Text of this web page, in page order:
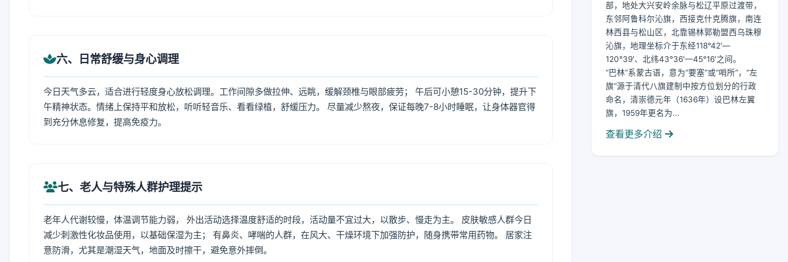
六、日常舒缓与身心调理
今日天气多云，适合进行轻度身心放松调理。工作间隙多做拉伸、远眺，缓解颈椎与眼部疲劳； 午后可小憩15-30分钟，提升下
午精神状态。情绪上保持平和放松，听听轻音乐、看看绿植，舒缓压力。 尽量减少熬夜，保证每晚7-8小时睡眠，让身体器官得
到充分休息修复，提高免疫力。
七、老人与特殊人群护理提示
老年人代谢较慢，体温调节能力弱， 外出活动选择温度舒适的时段，活动量不宜过大，以散步、慢走为主。 皮肤敏感人群今日
减少刺激性化妆品使用，以基础保湿为主； 有鼻炎、哮喘的人群，在风大、干燥环境下加强防护，随身携带常用药物。 居家注
意防滑，尤其是潮湿天气，地面及时擦干，避免意外摔倒。
部，地处大兴安岭余脉与松辽平原过渡带，
东邻阿鲁科尔沁旗，西接克什克腾旗，南连
林西县与松山区，北靠锡林郭勒盟西乌珠穆
沁旗，地理坐标介于东经118°42′—
120°39′、北纬43°36′—45°16′之间。
“巴林”系蒙古语，意为“要塞”或“哨所”，“左
旗”源于清代八旗建制中按方位划分的行政
命名，清崇德元年（1636年）设巴林左翼
旗，1959年更名为...
查看更多介绍